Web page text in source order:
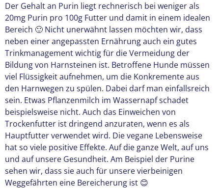
Der Gehalt an Purin liegt rechnerisch bei weniger als
20mg Purin pro 100g Futter und damit in einem idealen
Bereich 🙂 Nicht unerwähnt lassen möchten wir, dass
neben einer angepassten Ernährung auch ein gutes
Trinkmanagement wichtig für die Vermeidung der
Bildung von Harnsteinen ist. Betroffene Hunde müssen
viel Flüssigkeit aufnehmen, um die Konkremente aus
den Harnwegen zu spülen. Dabei darf man einfallsreich
sein. Etwas Pflanzenmilch im Wassernapf schadet
beispielsweise nicht. Auch das Einweichen von
Trockenfutter ist dringend anzuraten, wenn es als
Hauptfutter verwendet wird. Die vegane Lebensweise
hat so viele positive Effekte. Auf die ganze Welt, auf uns
und auf unsere Gesundheit. Am Beispiel der Purine
sehen wir, dass sie auch für unsere vierbeinigen
Weggefährten eine Bereicherung ist 😊